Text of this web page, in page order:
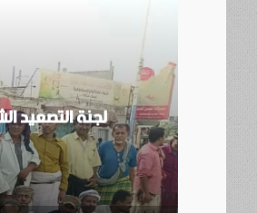
لجنة التصعيد